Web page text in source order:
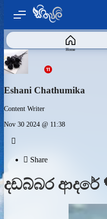
Home
Eshani Chathumika
Content Writer
Nov 30 2024 @ 11:38

 Share
දඩබ්බර ආදරේ